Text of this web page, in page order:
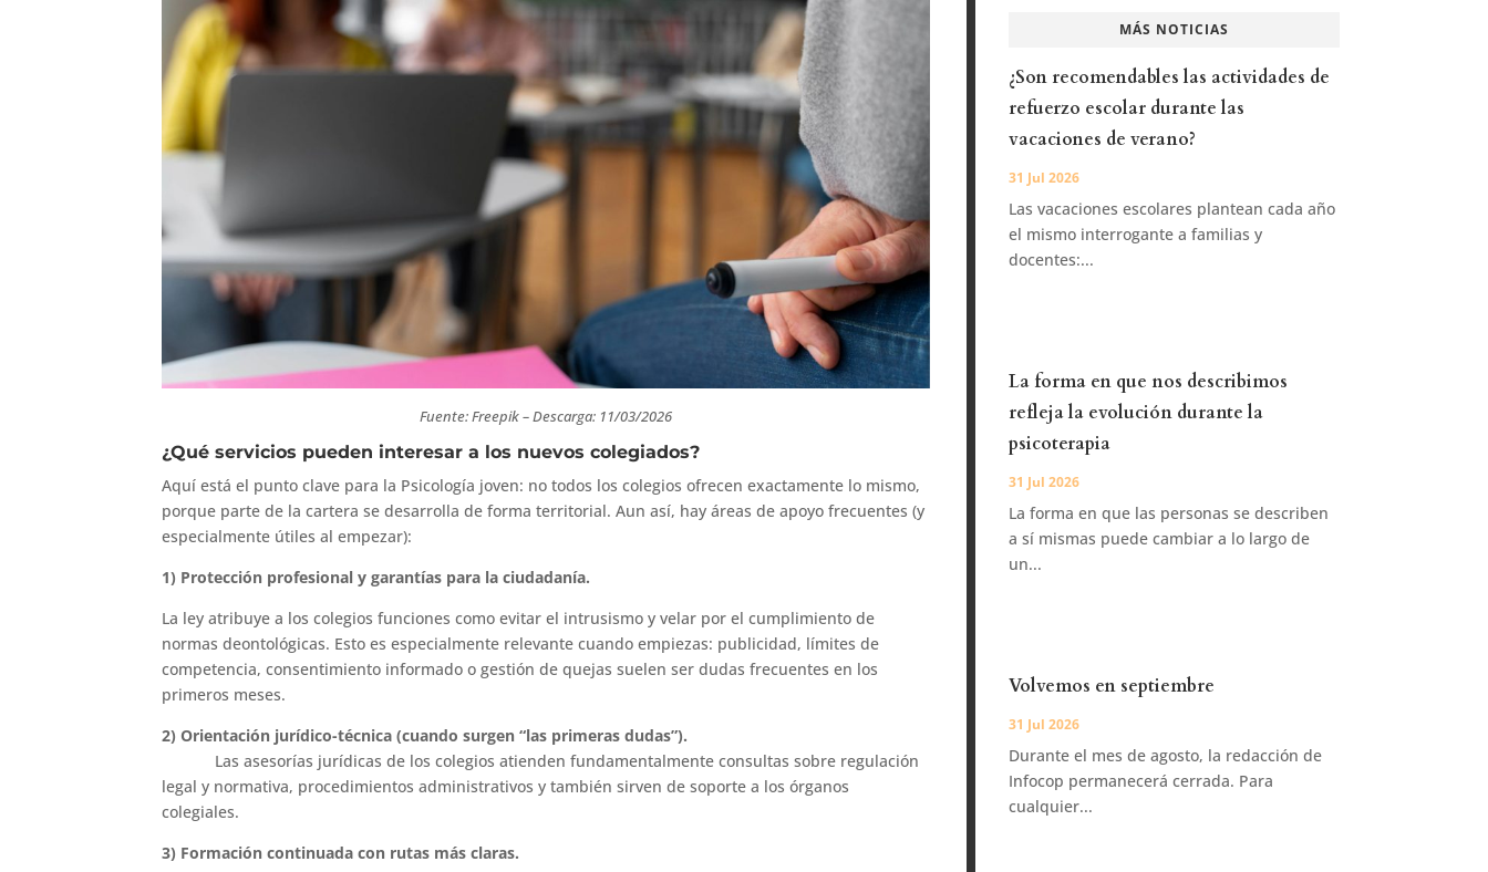
Fuente: Freepik – Descarga: 11/03/2026
¿Qué servicios pueden interesar a los nuevos colegiados?
Aquí está el punto clave para la Psicología joven: no todos los colegios ofrecen exactamente lo mismo,
porque parte de la cartera se desarrolla de forma territorial. Aun así, hay áreas de apoyo frecuentes (y
especialmente útiles al empezar):
1) Protección profesional y garantías para la ciudadanía.
La ley atribuye a los colegios funciones como evitar el intrusismo y velar por el cumplimiento de
normas deontológicas. Esto es especialmente relevante cuando empiezas: publicidad, límites de
competencia, consentimiento informado o gestión de quejas suelen ser dudas frecuentes en los
primeros meses.
2) Orientación jurídico-técnica (cuando surgen “las primeras dudas”).
Las asesorías jurídicas de los colegios atienden fundamentalmente consultas sobre regulación
legal y normativa, procedimientos administrativos y también sirven de soporte a los órganos
colegiales.
3) Formación continuada con rutas más claras.
MÁS NOTICIAS
¿Son recomendables las actividades de
refuerzo escolar durante las
vacaciones de verano?
31 Jul 2026
Las vacaciones escolares plantean cada año
el mismo interrogante a familias y
docentes:...
La forma en que nos describimos
refleja la evolución durante la
psicoterapia
31 Jul 2026
La forma en que las personas se describen
a sí mismas puede cambiar a lo largo de
un...
Volvemos en septiembre
31 Jul 2026
Durante el mes de agosto, la redacción de
Infocop permanecerá cerrada. Para
cualquier...